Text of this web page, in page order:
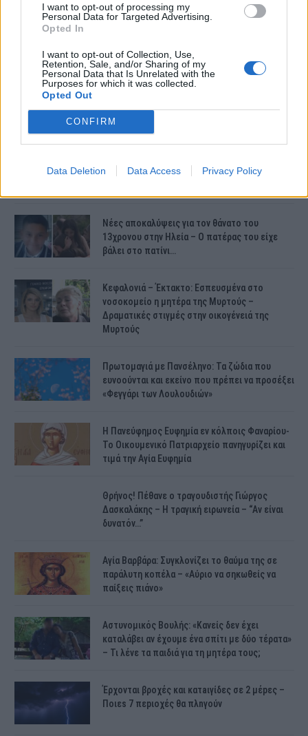
I want to opt-out of processing my
Personal Data for Targeted Advertising.
Opted In
I want to opt-out of Collection, Use,
Retention, Sale, and/or Sharing of my
Personal Data that Is Unrelated with the
Purposes for which it was collected.
Opted Out
CONFIRM
Data Deletion Data Access Privacy Policy
ΤΕΛΕΥΤΑΙΕΣ ΕΙΔΗΣΕΙΣ
γίνουν οι πληρωμές;
Νέες αποκαλύψεις για τον θάνατο του
13χρονου στην Ηλεία – Ο πατέρας του είχε
βάλει στο πατίνι…
Κεφαλονιά – Έκτακτο: Εσπευσμένα στο
νοσοκομείο η μητέρα της Μυρτούς –
Δραματικές στιγμές στην οικογένειά της
Μυρτούς
Πρωτομαγιά με Πανσέληνο: Τα ζώδια που
ευνοούνται και εκείνο που πρέπει να προσέξει
«Φεγγάρι των Λουλουδιών»
H Πανεύφημος Ευφημία εν κόλποις Φαναρίου-
Το Οικουμενικό Πατριαρχείο πανηγυρίζει και
τιμά την Αγία Ευφημία
Θρήνος! Πέθανε ο τραγουδιστής Γιώργος
Δασκαλάκης – Η τραγική ειρωνεία – “Αν είναι
δυνατόν…”
Αγία Βαρβάρα: Συγκλονίζει το θαύμα της σε
παράλυτη κοπέλα – «Αύριο να σηκωθείς να
παίξεις πιάνο»
Αστυνομικός Bουλής: «Κανείς δεν έχει
καταλάβει αν έχουμε ένα σπίτι με δύο τέρατα»
– Τι λένε τα παιδιά για τη μητέρα τους;
Έρχονται βροχές και κατaιγίδες σε 2 μέpες –
Ποιεs 7 πεpιοχές θα πλnγούν